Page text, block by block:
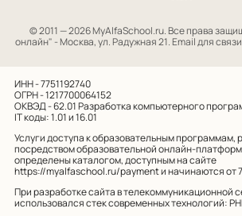
© 2011 — 2026 MyAlfaSchool.ru. Все права
онлайн" - Москва, ул. Радужная 21. Email для
ИНН - 7751192740
ОГРН - 1217700064152
ОКВЭД - 62.01Разработка компьютерного
IT коды: 1.01 и 16.01
Услуги доступа к образовательным программам,
посредством образовательной онлайн-
определены каталогом, доступным на сайте
https://myalfaschool.ru/paymentи начинаются от
При разработке сайта в телекоммуникационной
использовался стек современных технологий: